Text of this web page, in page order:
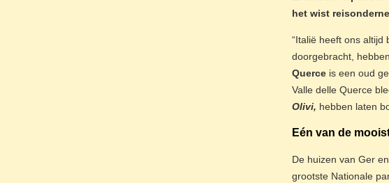
het wist
“Italië heeft ons altijd
doorgebracht,
Querce is een oud
Valle delle Querce
Olivi, hebben laten
Eén van de
De huizen van Ger
grootste Nationale